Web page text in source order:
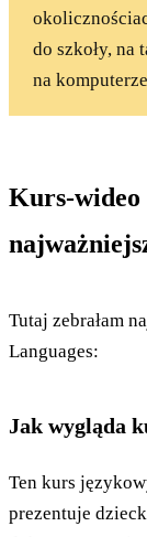
do szkoły, na
na
Kurs-wideo
Tutaj zebrałam
Languages:
Jak wygląda
Ten kurs
prezentuje